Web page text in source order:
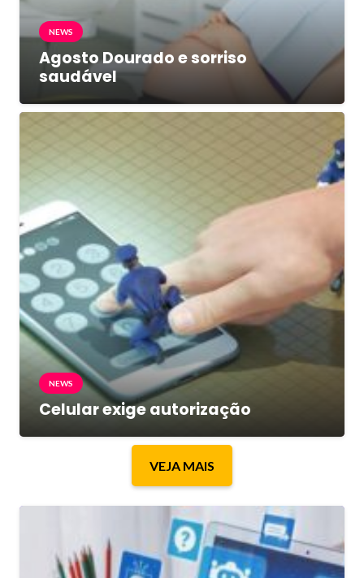
NEWS
Agosto Dourado e sorriso
saudável
NEWS
Celular exige autorização
VEJA MAIS